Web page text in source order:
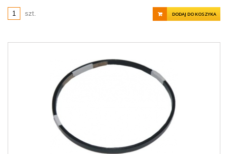
szt. DODAJ DO KOSZYKA